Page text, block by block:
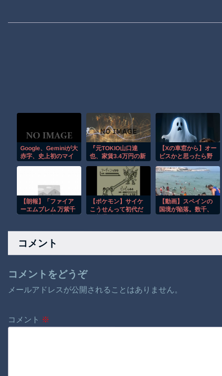
Google、Geminiが大
赤字、史上初のマイ
『元TOKIO山口達
也、家賃3.4万円の新
のCMギャラ、流出
ｗ』ほか 8/4 ネタ
【Xの車窓から】オー
ビスかと思ったら野
か
【朗報】「ファイア
ーエムブレム 万紫千
ク可能ｗｗ
【ポケモン】サイケ
こうせんって初代だ
【動画】スペインの
国境が陥落。数千、
コメント
コメントをどうぞ
メールアドレスが公開されることはありません。
コメント ※